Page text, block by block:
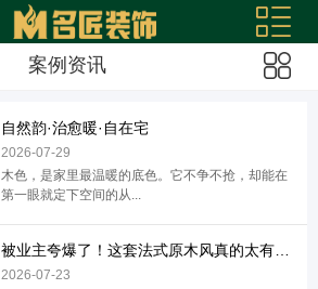
案例资讯
自然韵·治愈暖·自在宅
2026-07-29
木色，是家里最温暖的底色。它不争不抢，却能在
第一眼就定下空间的从...
2026-07-23